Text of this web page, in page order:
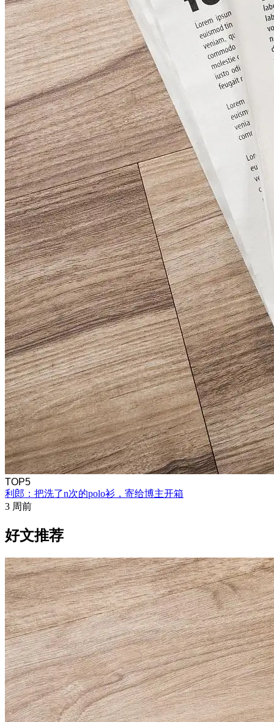
TOP5
利郎：把洗了n次的polo衫，寄给博主开箱
3 周前
好文推荐